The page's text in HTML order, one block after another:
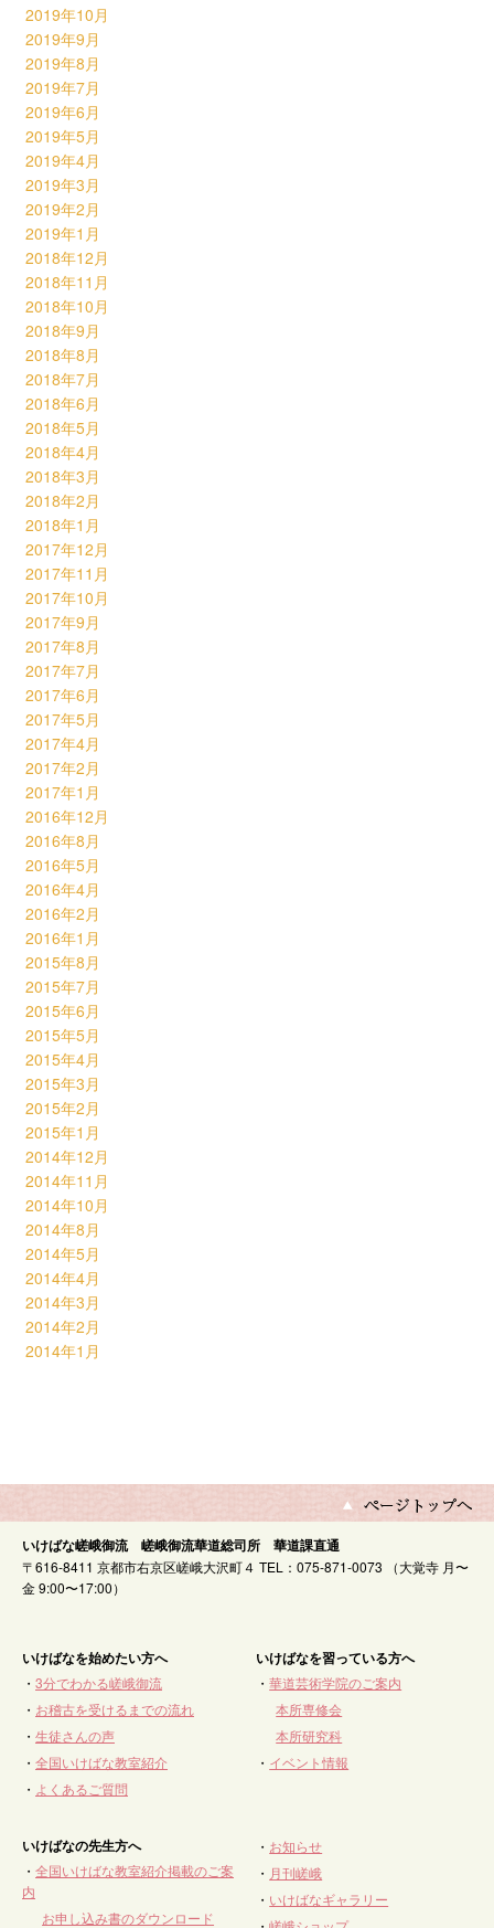
2019年10月
2019年9月
2019年8月
2019年7月
2019年6月
2019年5月
2019年4月
2019年3月
2019年2月
2019年1月
2018年12月
2018年11月
2018年10月
2018年9月
2018年8月
2018年7月
2018年6月
2018年5月
2018年4月
2018年3月
2018年2月
2018年1月
2017年12月
2017年11月
2017年10月
2017年9月
2017年8月
2017年7月
2017年6月
2017年5月
2017年4月
2017年2月
2017年1月
2016年12月
2016年8月
2016年5月
2016年4月
2016年2月
2016年1月
2015年8月
2015年7月
2015年6月
2015年5月
2015年4月
2015年3月
2015年2月
2015年1月
2014年12月
2014年11月
2014年10月
2014年8月
2014年5月
2014年4月
2014年3月
2014年2月
2014年1月
いけばな嵯峨御流 嵯峨御流華道総司所 華道課直通
〒616-8411 京都市右京区嵯峨大沢町４ TEL：075-871-0073 （大覚寺 月〜
金 9:00〜17:00）
いけばなを始めたい方へ
・ 3分でわかる嵯峨御流
・ お稽古を受けるまでの流れ
・ 生徒さんの声
・ 全国いけばな教室紹介
・ よくあるご質問
いけばなを習っている方へ
・華道芸術学院のご案内
本所専修会
本所研究科
・ イベント情報
いけばなの先生方へ
・ 全国いけばな教室紹介掲載のご案
内
お申し込み書のダウンロード
・ お知らせ
・ 月刊嵯峨
・ いけばなギャラリー